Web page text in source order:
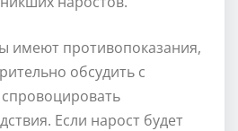
имеют противопоказания,
обсудить с
Если нарост будет